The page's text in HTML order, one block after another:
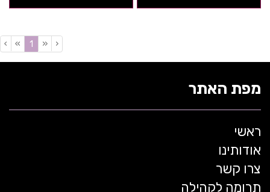
‹
«
1
»
›
מפת האתר
ראשי
אודותינו
צרו קשר
תרומה לקהילה